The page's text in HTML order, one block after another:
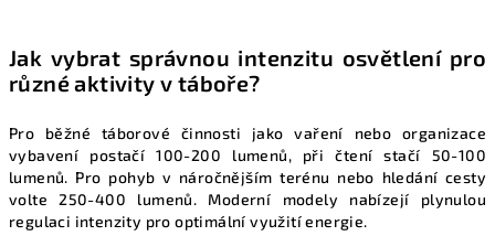
Jak vybrat správnou intenzitu osvětlení pro
různé aktivity v táboře?
Pro běžné táborové činnosti jako vaření nebo organizace
vybavení postačí 100-200 lumenů, při čtení stačí 50-100
lumenů. Pro pohyb v náročnějším terénu nebo hledání cesty
volte 250-400 lumenů. Moderní modely nabízejí plynulou
regulaci intenzity pro optimální využití energie.